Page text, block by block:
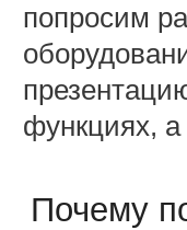
попросим
функциях,
Почему